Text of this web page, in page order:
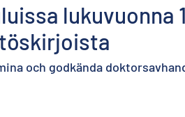
och godkända